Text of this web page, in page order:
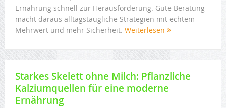
Ernährung schnell zur Herausforderung. Gute Beratung
macht daraus alltagstaugliche Strategien mit echtem
Mehrwert und mehr Sicherheit. Weiterlesen
Starkes Skelett ohne Milch: Pflanzliche
Kalziumquellen für eine moderne
Ernährung